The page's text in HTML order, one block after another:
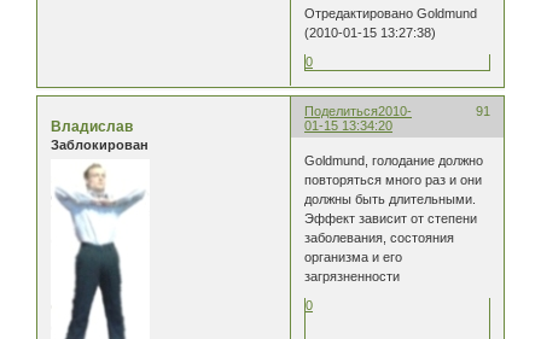
Отредактировано Goldmund
(2010-01-15 13:27:38)
0
Поделиться 91
2010-
01-15 13:34:20
Владислав
Заблокирован
Goldmund, голодание должно
повторяться много раз и они
должны быть длительными.
Эффект зависит от степени
заболевания, состояния
организма и его
загрязненности
0